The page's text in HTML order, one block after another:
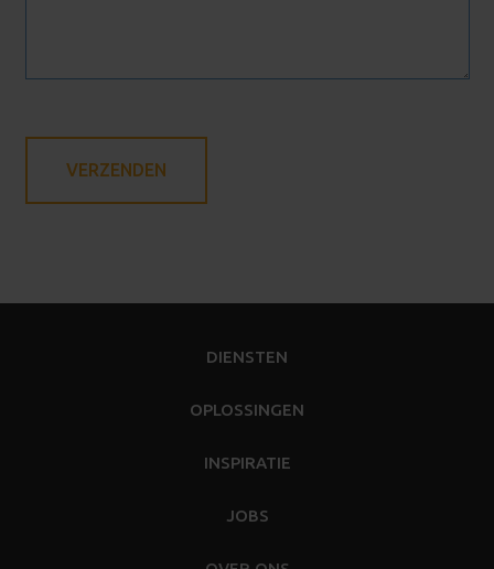
DIENSTEN
OPLOSSINGEN
INSPIRATIE
JOBS